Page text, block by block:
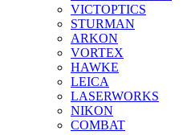
VICTOPTICS
STURMAN
ARKON
VORTEX
HAWKE
LEICA
LASERWORKS
NIKON
COMBAT